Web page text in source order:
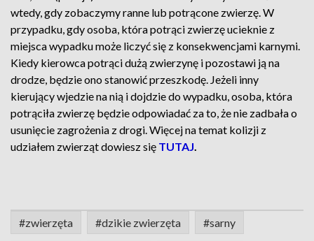
wtedy, gdy zobaczymy ranne lub potrącone zwierzę. W
przypadku, gdy osoba, która potrąci zwierzę ucieknie z
miejsca wypadku może liczyć się z konsekwencjami karnymi.
Kiedy kierowca potrąci dużą zwierzynę i pozostawi ją na
drodze, będzie ono stanowić przeszkodę. Jeżeli inny
kierujący wjedzie na nią i dojdzie do wypadku, osoba, która
potrąciła zwierzę będzie odpowiadać za to, że nie zadbała o
usunięcie zagrożenia z drogi. Więcej na temat kolizji z
udziałem zwierząt dowiesz się TUTAJ.
#zwierzęta #dzikie zwierzęta #sarny